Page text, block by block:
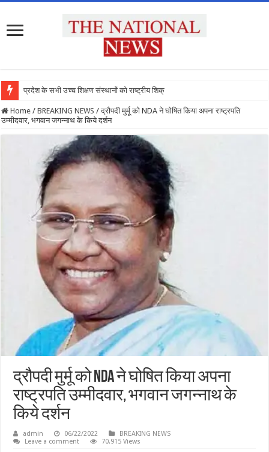
प्रदेश के सभी उच्च शिक्षण संस्थानों को राष्ट्रीय शिक्षा नीति
Home / BREAKING NEWS / द्रौपदी मुर्मू को NDA ने घोषित किया अपना राष्ट्रपति
उम्मीदवार, भगवान जगन्नाथ के किये दर्शन
द्रौपदी मुर्मू को NDA ने घोषित किया अपना
राष्ट्रपति उम्मीदवार, भगवान जगन्नाथ के
किये दर्शन
admin 06/22/2022
BREAKING NEWS
Leave a comment
70,915 Views